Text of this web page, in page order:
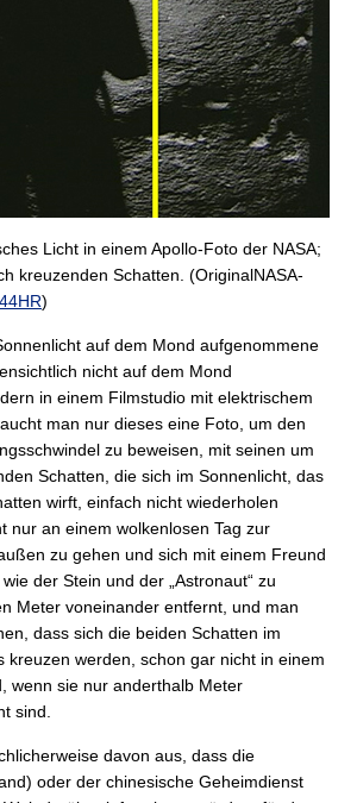
Licht in einem Apollo-Foto der NASA;
kreuzenden Schatten. (OriginalNASA-
)
auf dem Mond aufgenommene
nicht auf dem Mond
in einem Filmstudio mit elektrischem
man nur dieses eine Foto, um den
zu beweisen, mit seinen um
Schatten, die sich im Sonnenlicht, das
wirft, einfach nicht wiederholen
nur an einem wolkenlosen Tag zur
zu gehen und sich mit einem Freund
der Stein und der „Astronaut“ zu
Meter voneinander entfernt, und man
dass sich die beiden Schatten im
kreuzen werden, schon gar nicht in einem
wenn sie nur anderthalb Meter
sind.
davon aus, dass die
oder der chinesische Geheimdienst